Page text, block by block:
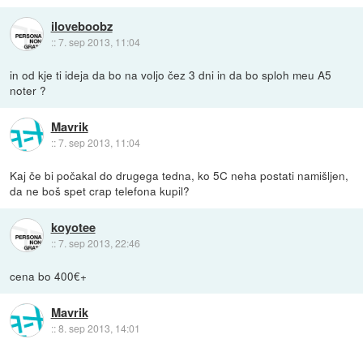
iloveboobz
::7. sep 2013, 11:04
in od kje ti ideja da bo na voljo čez 3 dni in da bo sploh meu A5
noter ?
Mavrik
::7. sep 2013, 11:04
Kaj če bi počakal do drugega tedna, ko 5C neha postati namišljen,
da ne boš spet crap telefona kupil?
koyotee
::7. sep 2013, 22:46
cena bo 400€+
Mavrik
::8. sep 2013, 14:01